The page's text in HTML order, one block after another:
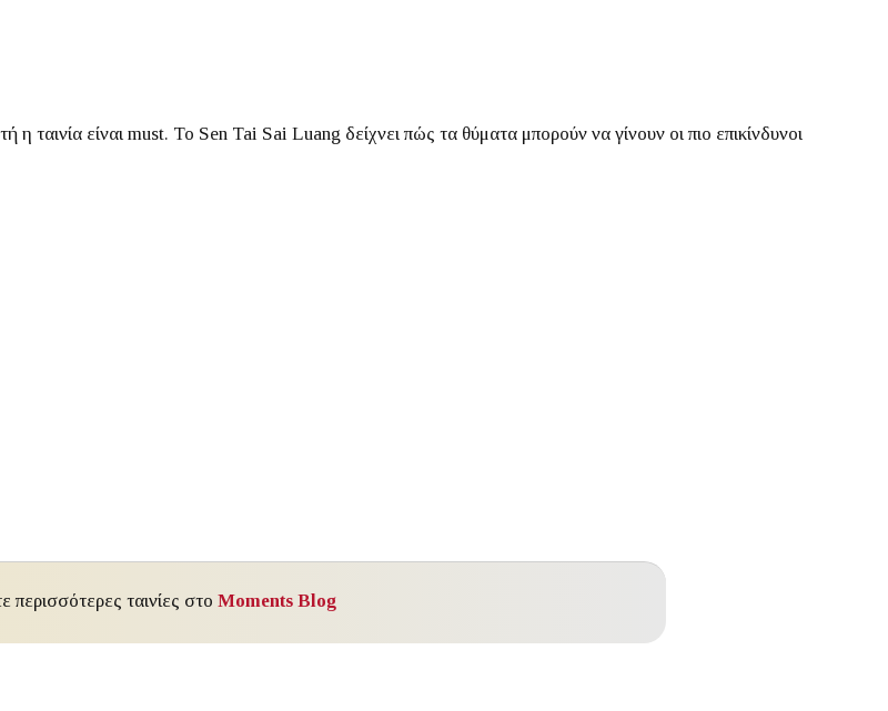
η ταινία είναι must. Το Sen Tai Sai Luang δείχνει πώς τα θύματα μπορούν να γίνουν οι πιο επικίνδυνοι
περισσότερες ταινίες στο Moments Blog